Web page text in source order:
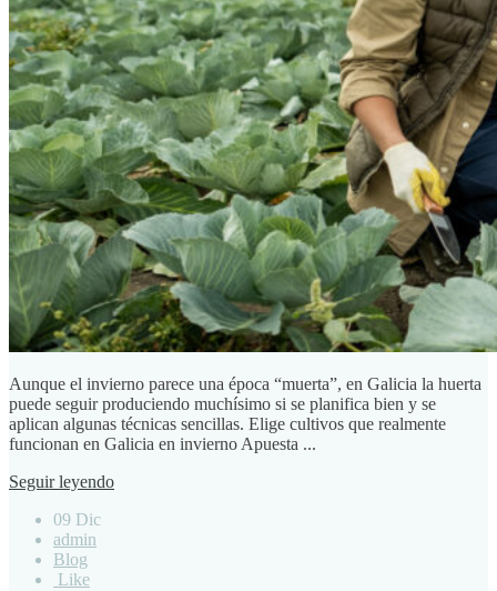
Aunque el invierno parece una época “muerta”, en Galicia la huerta
puede seguir produciendo muchísimo si se planifica bien y se
aplican algunas técnicas sencillas. Elige cultivos que realmente
funcionan en Galicia en invierno Apuesta ...
Seguir leyendo
09 Dic
admin
Blog
Like